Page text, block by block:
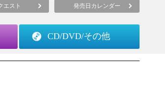
エスト 発売日カレンダー
CD/DVD/その他